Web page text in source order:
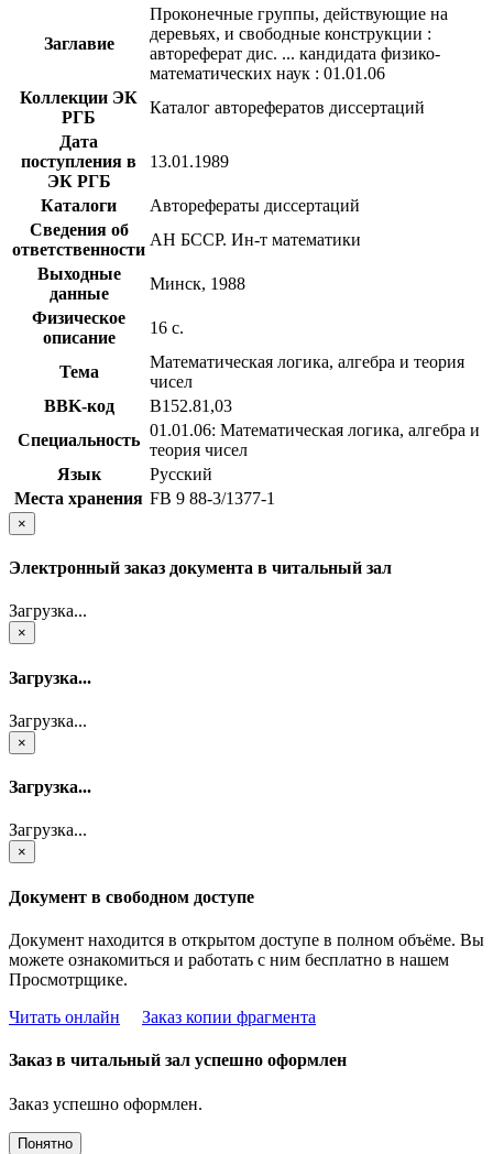
Заглавие
Проконечные группы, действующие на
деревьях, и свободные конструкции :
автореферат дис. ... кандидата физико-
математических наук : 01.01.06
Коллекции ЭК
РГБ
Каталог авторефератов диссертаций
Дата
поступления в
ЭК РГБ
13.01.1989
Каталоги
Авторефераты диссертаций
Сведения об
ответственности
АН БССР. Ин-т математики
Выходные
данные
Минск, 1988
Физическое
описание
16 с.
Тема
Математическая логика, алгебра и теория
чисел
BBK-код
В152.81,03
Специальность
01.01.06: Математическая логика, алгебра и
теория чисел
Язык
Русский
Места хранения FB 9 88-3/1377-1
×
Электронный заказ документа в читальный зал
Загрузка...
×
Загрузка...
Загрузка...
×
Загрузка...
Загрузка...
×
Документ в свободном доступе
Документ находится в открытом доступе в полном объёме. Вы
можете ознакомиться и работать с ним бесплатно в нашем
Просмотрщике.
Читать онлайн
Заказ копии фрагмента
Заказ в читальный зал успешно оформлен
Заказ успешно оформлен.
Понятно